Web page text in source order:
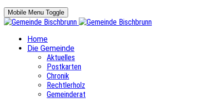
Mobile Menu Toggle
Home
Die Gemeinde
Aktuelles
Postkarten
Chronik
Rechtlerholz
Gemeinderat